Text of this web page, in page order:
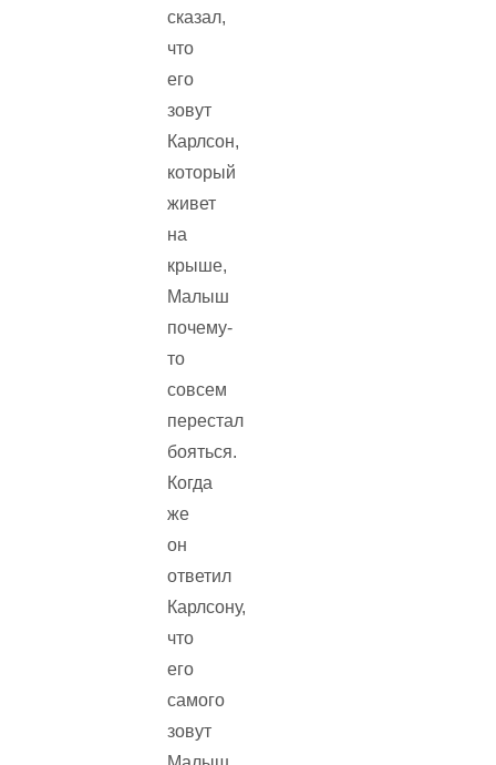
сказал,
что
его
зовут
Карлсон,
который
живет
на
крыше,
Малыш
почему-
то
совсем
перестал
бояться.
Когда
же
он
ответил
Карлсону,
что
его
самого
зовут